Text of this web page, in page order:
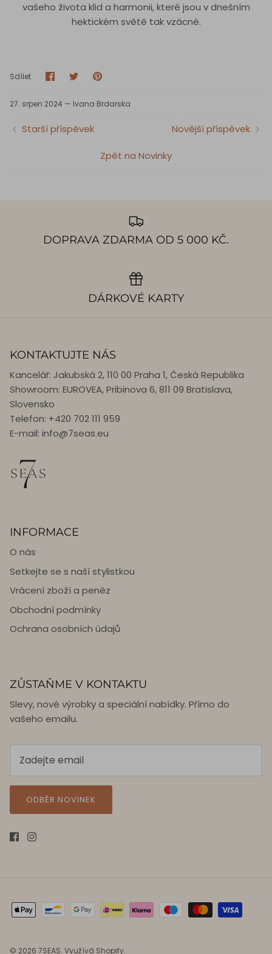
vašeho života klid a harmonii, které jsou v dnešním
hektickém světě tak vzácné.
Sdílet Sdílet
na
SdíletPin
27. srpen 2024 — Ivana Brdarska
Starší příspěvek
Zpět na Novinky
Novější příspěvek
DOPRAVA ZDARMA OD 5 000 KČ.
DÁRKOVÉ KARTY
KONTAKTUJTE NÁS
Kancelář: Jakubská 2, 110 00 Praha 1, Česká Republika
Showroom: EUROVEA, Pribinova 6, 811 09 Bratislava,
Slovensko
Telefon: +420 702 111 959
E-mail: info@7seas.eu
INFORMACE
O nás
Setkejte se s naší stylistkou
Vrácení zboží a peněz
Obchodní podmínky
Ochrana osobních údajů
ZŮSTAŇME V KONTAKTU
Slevy, nové výrobky a speciální nabídky. Přímo do
vašeho emailu.
ODBĚR NOVINEK
© 2026 7SEAS. Využívá Shopify.